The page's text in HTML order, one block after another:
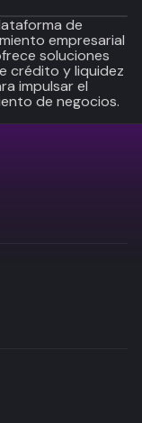
de
empresarial
soluciones
crédito y liquidez
impulsar el
de negocios.